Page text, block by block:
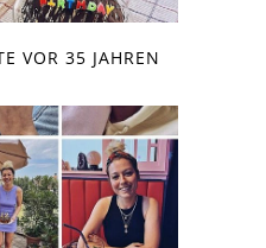
VOR 35 JAHREN